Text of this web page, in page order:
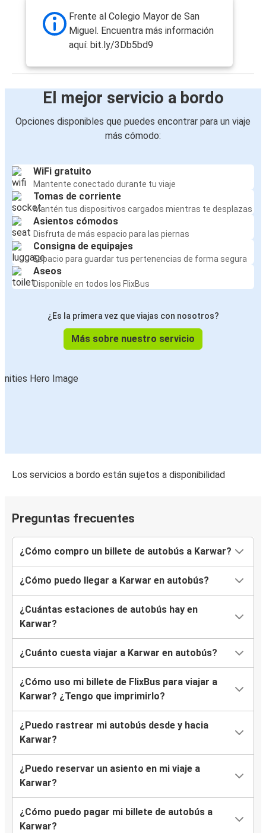
Frente al Colegio Mayor de San
Miguel. Encuentra más información
aquí: bit.ly/3Db5bd9
El mejor servicio a bordo
Opciones disponibles que puedes encontrar para un viaje
más cómodo:
WiFi gratuito
Mantente conectado durante tu viaje
Tomas de corriente
Mantén tus dispositivos cargados mientras te desplazas
Asientos cómodos
Disfruta de más espacio para las piernas
Consigna de equipajes
Espacio para guardar tus pertenencias de forma segura
Aseos
Disponible en todos los FlixBus
¿Es la primera vez que viajas con nosotros?
Más sobre nuestro servicio
Los servicios a bordo están sujetos a disponibilidad
Preguntas frecuentes
¿Cómo compro un billete de autobús a Karwar?
¿Cómo puedo llegar a Karwar en autobús?
¿Cuántas estaciones de autobús hay en
Karwar?
¿Cuánto cuesta viajar a Karwar en autobús?
¿Cómo uso mi billete de FlixBus para viajar a
Karwar? ¿Tengo que imprimirlo?
¿Puedo rastrear mi autobús desde y hacia
Karwar?
¿Puedo reservar un asiento en mi viaje a
Karwar?
¿Cómo puedo pagar mi billete de autobús a
Karwar?